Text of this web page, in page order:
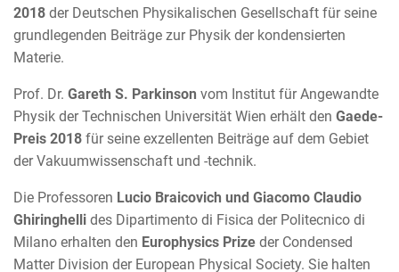
2018 der Deutschen Physikalischen Gesellschaft für seine
grundlegenden Beiträge zur Physik der kondensierten
Materie.
Prof. Dr. Gareth S. Parkinson vom Institut für Angewandte
Physik der Technischen Universität Wien erhält den Gaede-
Preis 2018 für seine exzellenten Beiträge auf dem Gebiet
der Vakuumwissenschaft und -technik.
Die Professoren Lucio Braicovich und Giacomo Claudio
Ghiringhelli des Dipartimento di Fisica der Politecnico di
Milano erhalten den Europhysics Prize der Condensed
Matter Division der European Physical Society. Sie halten